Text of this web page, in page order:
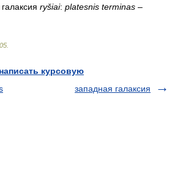
ryšiai: platesnis terminas –
курсовую
западная галаксия